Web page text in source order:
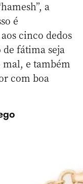
a
é
cinco dedos
de fátima seja
e também
com boa